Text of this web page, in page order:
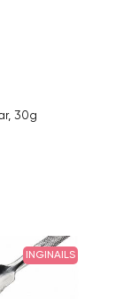
30g
INGINAILS